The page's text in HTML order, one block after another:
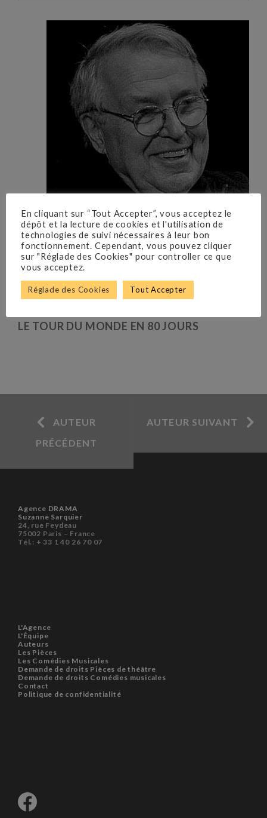
LE TOUR DU MONDE EN 80 JOURS
AUTEUR
PRÉCÉDENT
AUTEUR SUIVANT
Agence DRAMA
Suzanne Sarquier
24, rue Feydeau
75002 Paris – France
Tél.: + 33 1 40 26 70 07
L'Agence
L'Équipe
Auteurs
Les Pièces
Les Comédies Musicales
Demande de droits Pièces de théâtre
Demande de droits Comédies musicales
Contact
Politique de confidentialité
En cliquant sur “Tout Accepter”, vous acceptez le
dépôt et la lecture de cookies et l'utilisation de
technologies de suivi nécessaires à leur bon
fonctionnement. Cependant, vous pouvez cliquer
sur "Réglade des Cookies" pour controller ce que
vous acceptez.
Réglade des Cookies Tout Accepter